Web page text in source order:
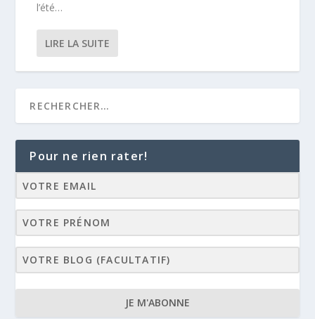
l’été…
LIRE LA SUITE
Pour ne rien rater!
JE M'ABONNE